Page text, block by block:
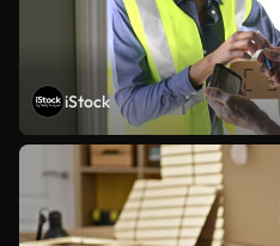
iStock